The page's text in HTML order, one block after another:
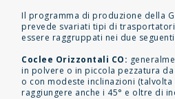
Il programma di produzione della
prevede svariati tipi di
essere raggruppati nei due
Coclee Orizzontali CO:
in polvere o in piccola pezzatura
o con modeste inclinazioni
raggiungere anche i 45° e oltre di